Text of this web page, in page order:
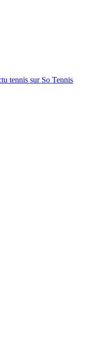
sur So Tennis
sur So Tennis